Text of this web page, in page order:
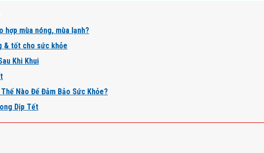
hợp mùa nóng, mùa lạnh?
& tốt cho sức khỏe
Khi Khui
Nào Để Đảm Bảo Sức Khỏe?
Dịp Tết